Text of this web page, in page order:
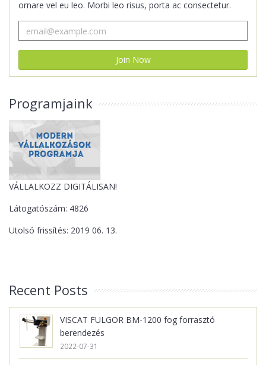
ornare vel eu leo. Morbi leo risus, porta ac consectetur.
Programjaink
VÁLLALKOZZ DIGITÁLISAN!
Látogatószám: 4826
Utolsó frissítés: 2019 06. 13.
Recent Posts
VISCAT FULGOR BM-1200 fog forrasztó
berendezés
2022-07-31